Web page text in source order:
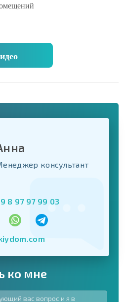
консультант
8 97 97 99 03
ко мне